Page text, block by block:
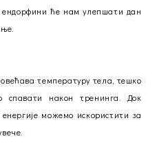
ендорфини ће нам улепшати дан
температуру тела, тешко
спавати након тренинга. Док
можемо искористити за